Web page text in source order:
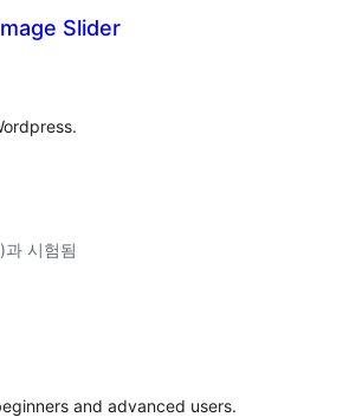
Slider
시험됨
and advanced users.